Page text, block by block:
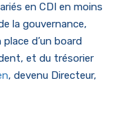
en CDI en moins
la gouvernance,
d’un board
et du trésorier
, devenu Directeur,